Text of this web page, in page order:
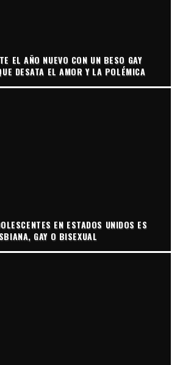
EL AÑO NUEVO CON UN BESO GAY
DESATA EL AMOR Y LA POLÉMICA
EN ESTADOS UNIDOS ES
GAY O BISEXUAL